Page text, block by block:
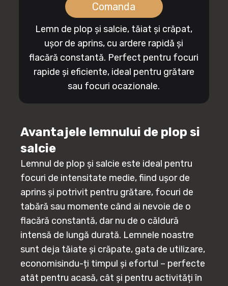
Comanda
Lemn de plop și salcie, tăiat și crăpat,
ușor de aprins, cu ardere rapidă și
flacără constantă. Perfect pentru focuri
rapide și eficiente, ideal pentru grătare
sau focuri ocazionale.
Avantajele lemnului de plop si
salcie
Lemnul de plop și salcie este ideal pentru
focuri de intensitate medie, fiind ușor de
aprins și potrivit pentru grătare, focuri de
tabără sau momente când ai nevoie de o
flacără constantă, dar nu de o căldură
intensă de lungă durată. Lemnele noastre
sunt deja tăiate și crăpate, gata de utilizare,
economisindu-ți timpul și efortul – perfecte
atât pentru acasă, cât și pentru activități în